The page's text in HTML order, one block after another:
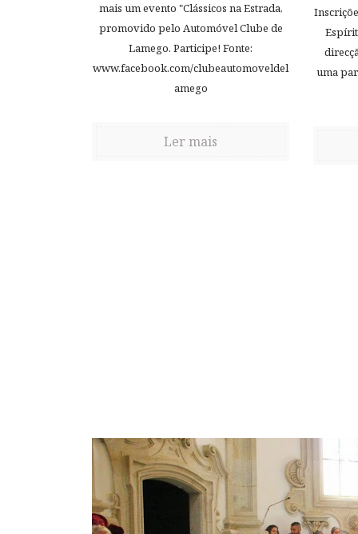
mais um evento "Clássicos na Estrada,
promovido pelo Automóvel Clube de
Lamego. Participe! Fonte:
www.facebook.com/clubeautomoveldel
amego
Ler mais
uma